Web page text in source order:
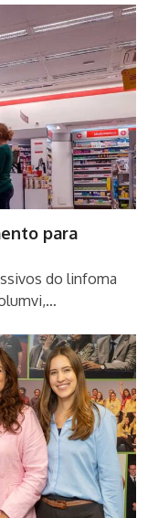
para
do linfoma